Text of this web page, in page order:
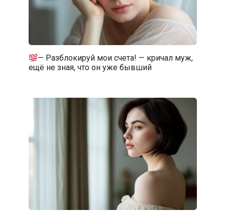
— Разблокируй мои счета! — кричал муж,
ещё не зная, что он уже бывший